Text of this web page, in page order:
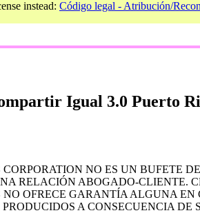
instead: Código legal - Atribución/
Igual 3.0 Puerto
NO ES UN BUFETE
RELACIÓN ABOGADO-CLIENTE.
NO OFRECE GARANTÍA ALGUNA
A CONSECUENCIA DE